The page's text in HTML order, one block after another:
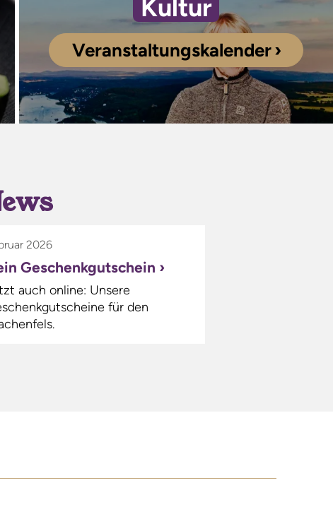
Kultur
Veranstaltungskalender
2026
Geschenkgutschein
auch online: Unsere
für den